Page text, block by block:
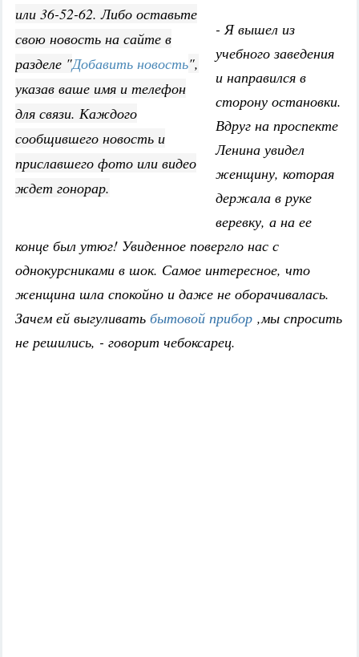
или 36-52-62. Либо оставьте
свою новость на сайте в
разделе "Добавить новость",
указав ваше имя и телефон
для связи. Каждого
сообщившего новость и
приславшего фото или видео
ждет гонорар.
- Я вышел из
учебного заведения
и направился в
сторону остановки.
Вдруг на проспекте
Ленина увидел
женщину, которая
держала в руке
веревку, а на ее
конце был утюг! Увиденное повергло нас с
однокурсниками в шок. Самое интересное, что
женщина шла спокойно и даже не оборачивалась.
Зачем ей выгуливать бытовой прибор ,мы спросить
не решились, - говорит чебоксарец.